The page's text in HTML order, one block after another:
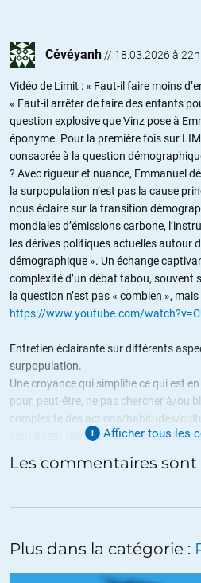
Cévéyanh // 18.03.2026 à
Vidéo de Limit : « Faut-il faire moins
« Faut-il arrêter de faire des enfants
question explosive que Vinz pose à
éponyme. Pour la première fois sur
consacrée à la question
? Avec rigueur et nuance, Emmanuel
la surpopulation n’est pas la cause
nous éclaire sur la transition
mondiales d’émissions carbone,
les dérives politiques actuelles autour
démographique ». Un échange
complexité d’un débat tabou, souvent
la question n’est pas « combien »,
https://www.youtube.com/
Entretien éclairante sur différents
surpopulation.
Une croyance qui simplifie ce qui est
pour, peut-être, ne pas chercher à/ou
complexité des actions/habitudes/
continuent (parfois sans pouvoir faire
personnes occidentales (certaines
d’autres qui ne le font pas ou ne le
+3
Afficher tous les
Les commentaires sont
Plus dans la catégorie :